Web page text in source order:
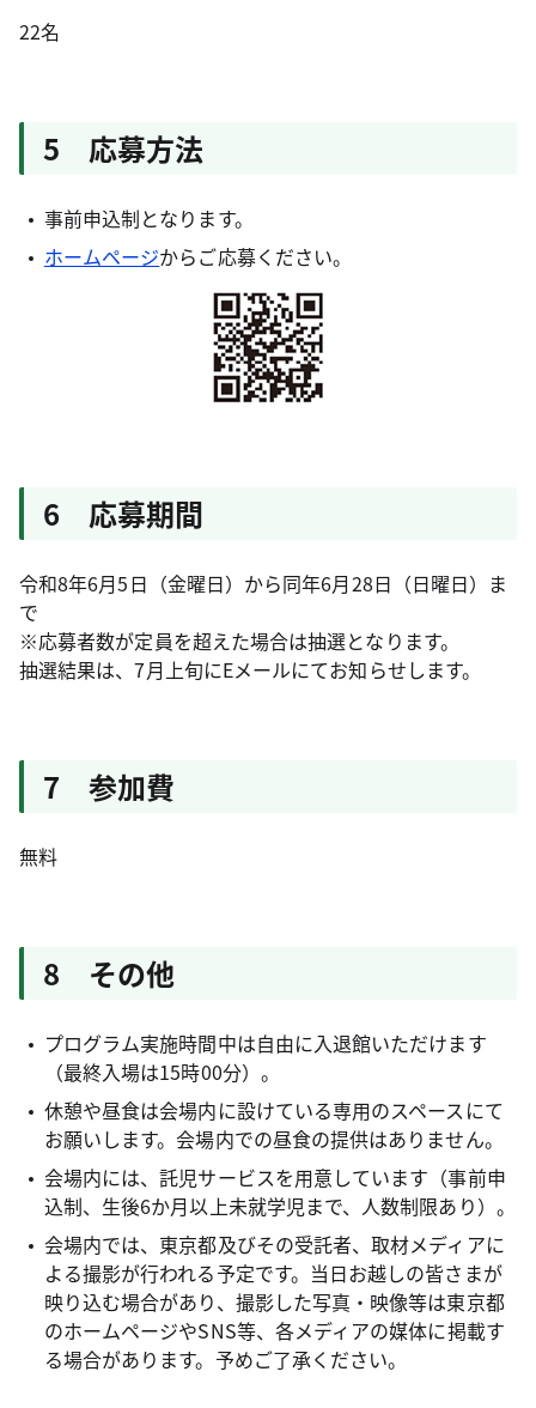
22名
5 応募方法
事前申込制となります。
ホームページからご応募ください。
6 応募期間
令和8年6月5日（金曜日）から同年6月28日（日曜日）ま
で
※応募者数が定員を超えた場合は抽選となります。
抽選結果は、7月上旬にEメールにてお知らせします。
7 参加費
無料
8 その他
プログラム実施時間中は自由に入退館いただけます
（最終入場は15時00分）。
休憩や昼食は会場内に設けている専用のスペースにて
お願いします。会場内での昼食の提供はありません。
会場内には、託児サービスを用意しています（事前申
込制、生後6か月以上未就学児まで、人数制限あり）。
会場内では、東京都及びその受託者、取材メディアに
よる撮影が行われる予定です。当日お越しの皆さまが
映り込む場合があり、撮影した写真・映像等は東京都
のホームページやSNS等、各メディアの媒体に掲載す
る場合があります。予めご了承ください。